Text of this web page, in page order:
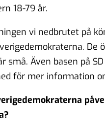
18-79 år.
vi nedbrutet på
De
små. Även basen på
för mer information